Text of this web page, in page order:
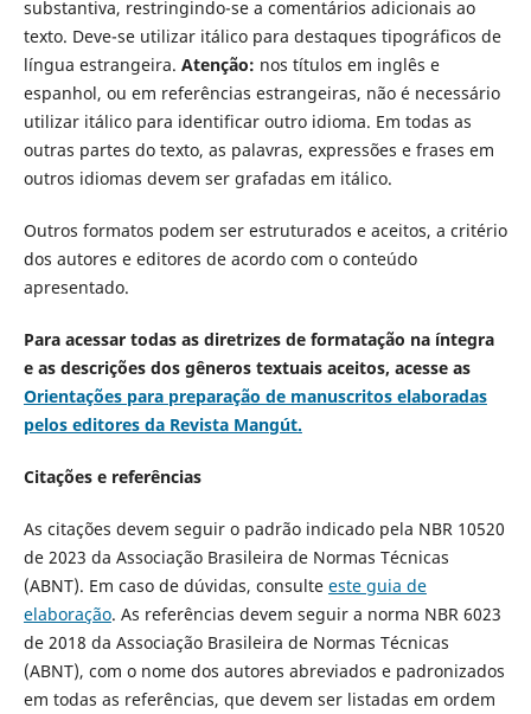
substantiva, restringindo-se a comentários adicionais ao
texto. Deve-se utilizar itálico para destaques tipográficos de
língua estrangeira. Atenção: nos títulos em inglês e
espanhol, ou em referências estrangeiras, não é necessário
utilizar itálico para identificar outro idioma. Em todas as
outras partes do texto, as palavras, expressões e frases em
outros idiomas devem ser grafadas em itálico.
Outros formatos podem ser estruturados e aceitos, a critério
dos autores e editores de acordo com o conteúdo
apresentado.
Para acessar todas as diretrizes de formatação na íntegra
e as descrições dos gêneros textuais aceitos, acesse as
Orientações para preparação de manuscritos elaboradas
pelos editores da Revista Mangút.
Citações e referências
As citações devem seguir o padrão indicado pela NBR 10520
de 2023 da Associação Brasileira de Normas Técnicas
(ABNT). Em caso de dúvidas, consulte este guia de
elaboração. As referências devem seguir a norma NBR 6023
de 2018 da Associação Brasileira de Normas Técnicas
(ABNT), com o nome dos autores abreviados e padronizados
em todas as referências, que devem ser listadas em ordem